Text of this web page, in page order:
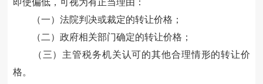
即使偏低，可视为有正当理由：
（一）法院判决或裁定的转让价格 ；
（二）政府相关部门确定的转让价格 ；
（三）主管税务机关认可的其他合理情形的转让价
格。